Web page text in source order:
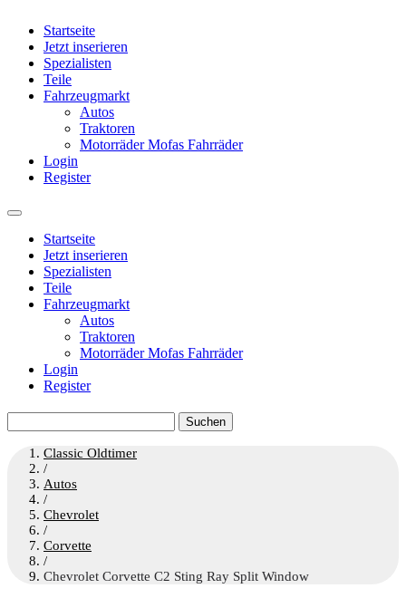
Startseite
Jetzt inserieren
Spezialisten
Teile
Fahrzeugmarkt
Autos
Traktoren
Motorräder Mofas Fahrräder
Login
Register
Startseite
Jetzt inserieren
Spezialisten
Teile
Fahrzeugmarkt
Autos
Traktoren
Motorräder Mofas Fahrräder
Login
Register
nach:
Classic Oldtimer
/
Autos
/
Chevrolet
/
Corvette
/
Chevrolet Corvette C2 Sting Ray Split Window